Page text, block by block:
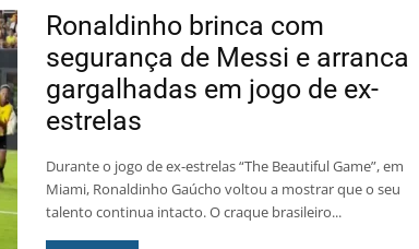
Ronaldinho brinca com
segurança de Messi e arranca
gargalhadas em jogo de ex-
estrelas
Durante o jogo de ex-estrelas “The Beautiful Game”, em
Miami, Ronaldinho Gaúcho voltou a mostrar que o seu
talento continua intacto. O craque brasileiro...